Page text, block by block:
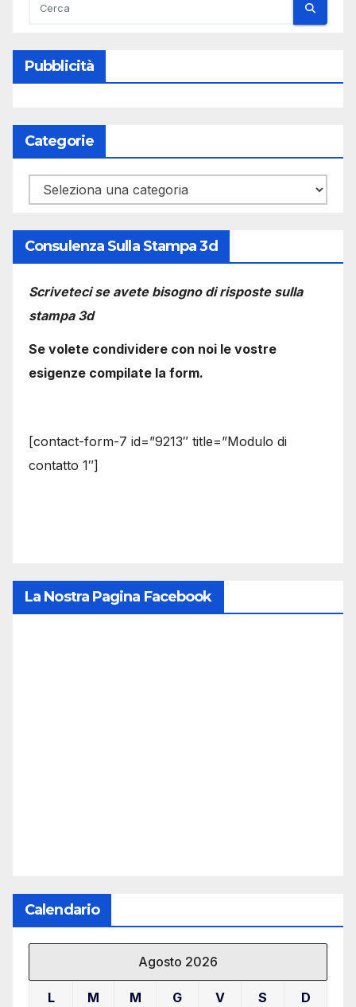
Pubblicità
Categorie
Categorie
Consulenza Sulla Stampa 3d
Scriveteci se avete bisogno di risposte sulla
stampa 3d
Se volete condividere con noi le vostre
esigenze compilate la form.
[contact-form-7 id=”9213″ title=”Modulo di
contatto 1″]
La Nostra Pagina Facebook
Calendario
Agosto 2026
L M M G V S D